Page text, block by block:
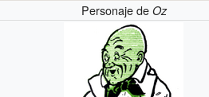
Personaje de Oz